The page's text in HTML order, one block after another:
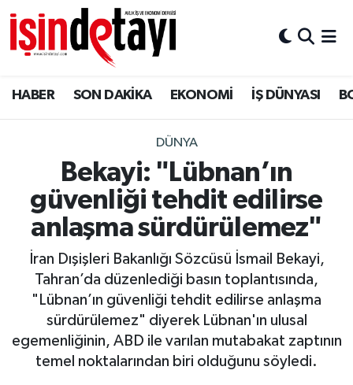
HABER SON DAKİKA EKONOMİ İŞ DÜNYASI
DÜNYA
Bekayi: "Lübnan’ın
güvenliği tehdit edilirse
anlaşma sürdürülemez"
İran Dışişleri Bakanlığı Sözcüsü İsmail Bekayi,
Tahran’da düzenlediği basın toplantısında,
"Lübnan’ın güvenliği tehdit edilirse anlaşma
sürdürülemez" diyerek Lübnan'ın ulusal
egemenliğinin, ABD ile varılan mutabakat zaptının
temel noktalarından biri olduğunu söyledi.
DÜNYA
Eğitim
ENERJİ HABERİ
GAYRİMENKUL
HABER
LOJİSTİK
MAGAZİN
Nöbetçi Eczaneler
Hava Durumu
İstanbul Namaz Vakitleri
Trafik Durumu
Süper Lig Puan Durumu ve Fikstür
Tüm Manşetler
Son Dakika Haberleri
Haber Arşivi